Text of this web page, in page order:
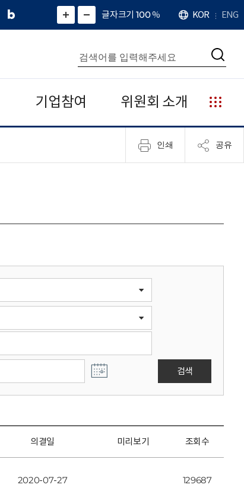
네
그
)
화
면
면
소
확
대
치
글자크기 100%
언
어
KOR ENG
통
합
검
색
검
기업참여 위원회 소개
누
리
집
안
인쇄 공유
검색
의결일 미리보기 조회수
2020-07-27 129687